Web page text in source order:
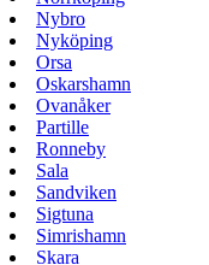
Nybro
Nyköping
Orsa
Oskarshamn
Ovanåker
Partille
Ronneby
Sala
Sandviken
Sigtuna
Simrishamn
Skara